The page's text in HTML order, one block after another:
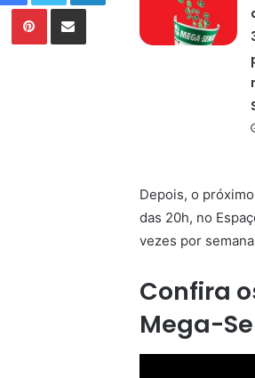
Depois, o
das 20h, no
vezes por
Confira
Mega-
PinterestCompartilhar via e-mail